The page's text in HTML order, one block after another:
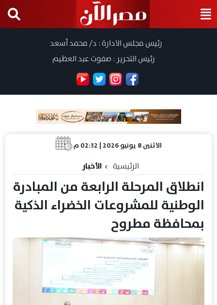
رئيس مجلس الادارة : د/ محمد أسعد
رئيس التحرير : صفوت عبد العظيم
الاثنين 8 يونيو 2026 | 02:32 م
الرئيسية الأخبار
انطلاق المرحلة الرابعة من المبادرة
الوطنية للمشروعات الخضراء الذكية
بمحافظة مطروح